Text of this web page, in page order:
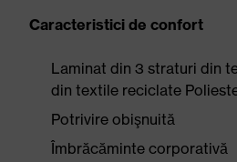
Caracteristici de confort
Laminat din 3 straturi din
din textile reciclate
Potrivire obişnuită
Îmbrăcăminte corporativă